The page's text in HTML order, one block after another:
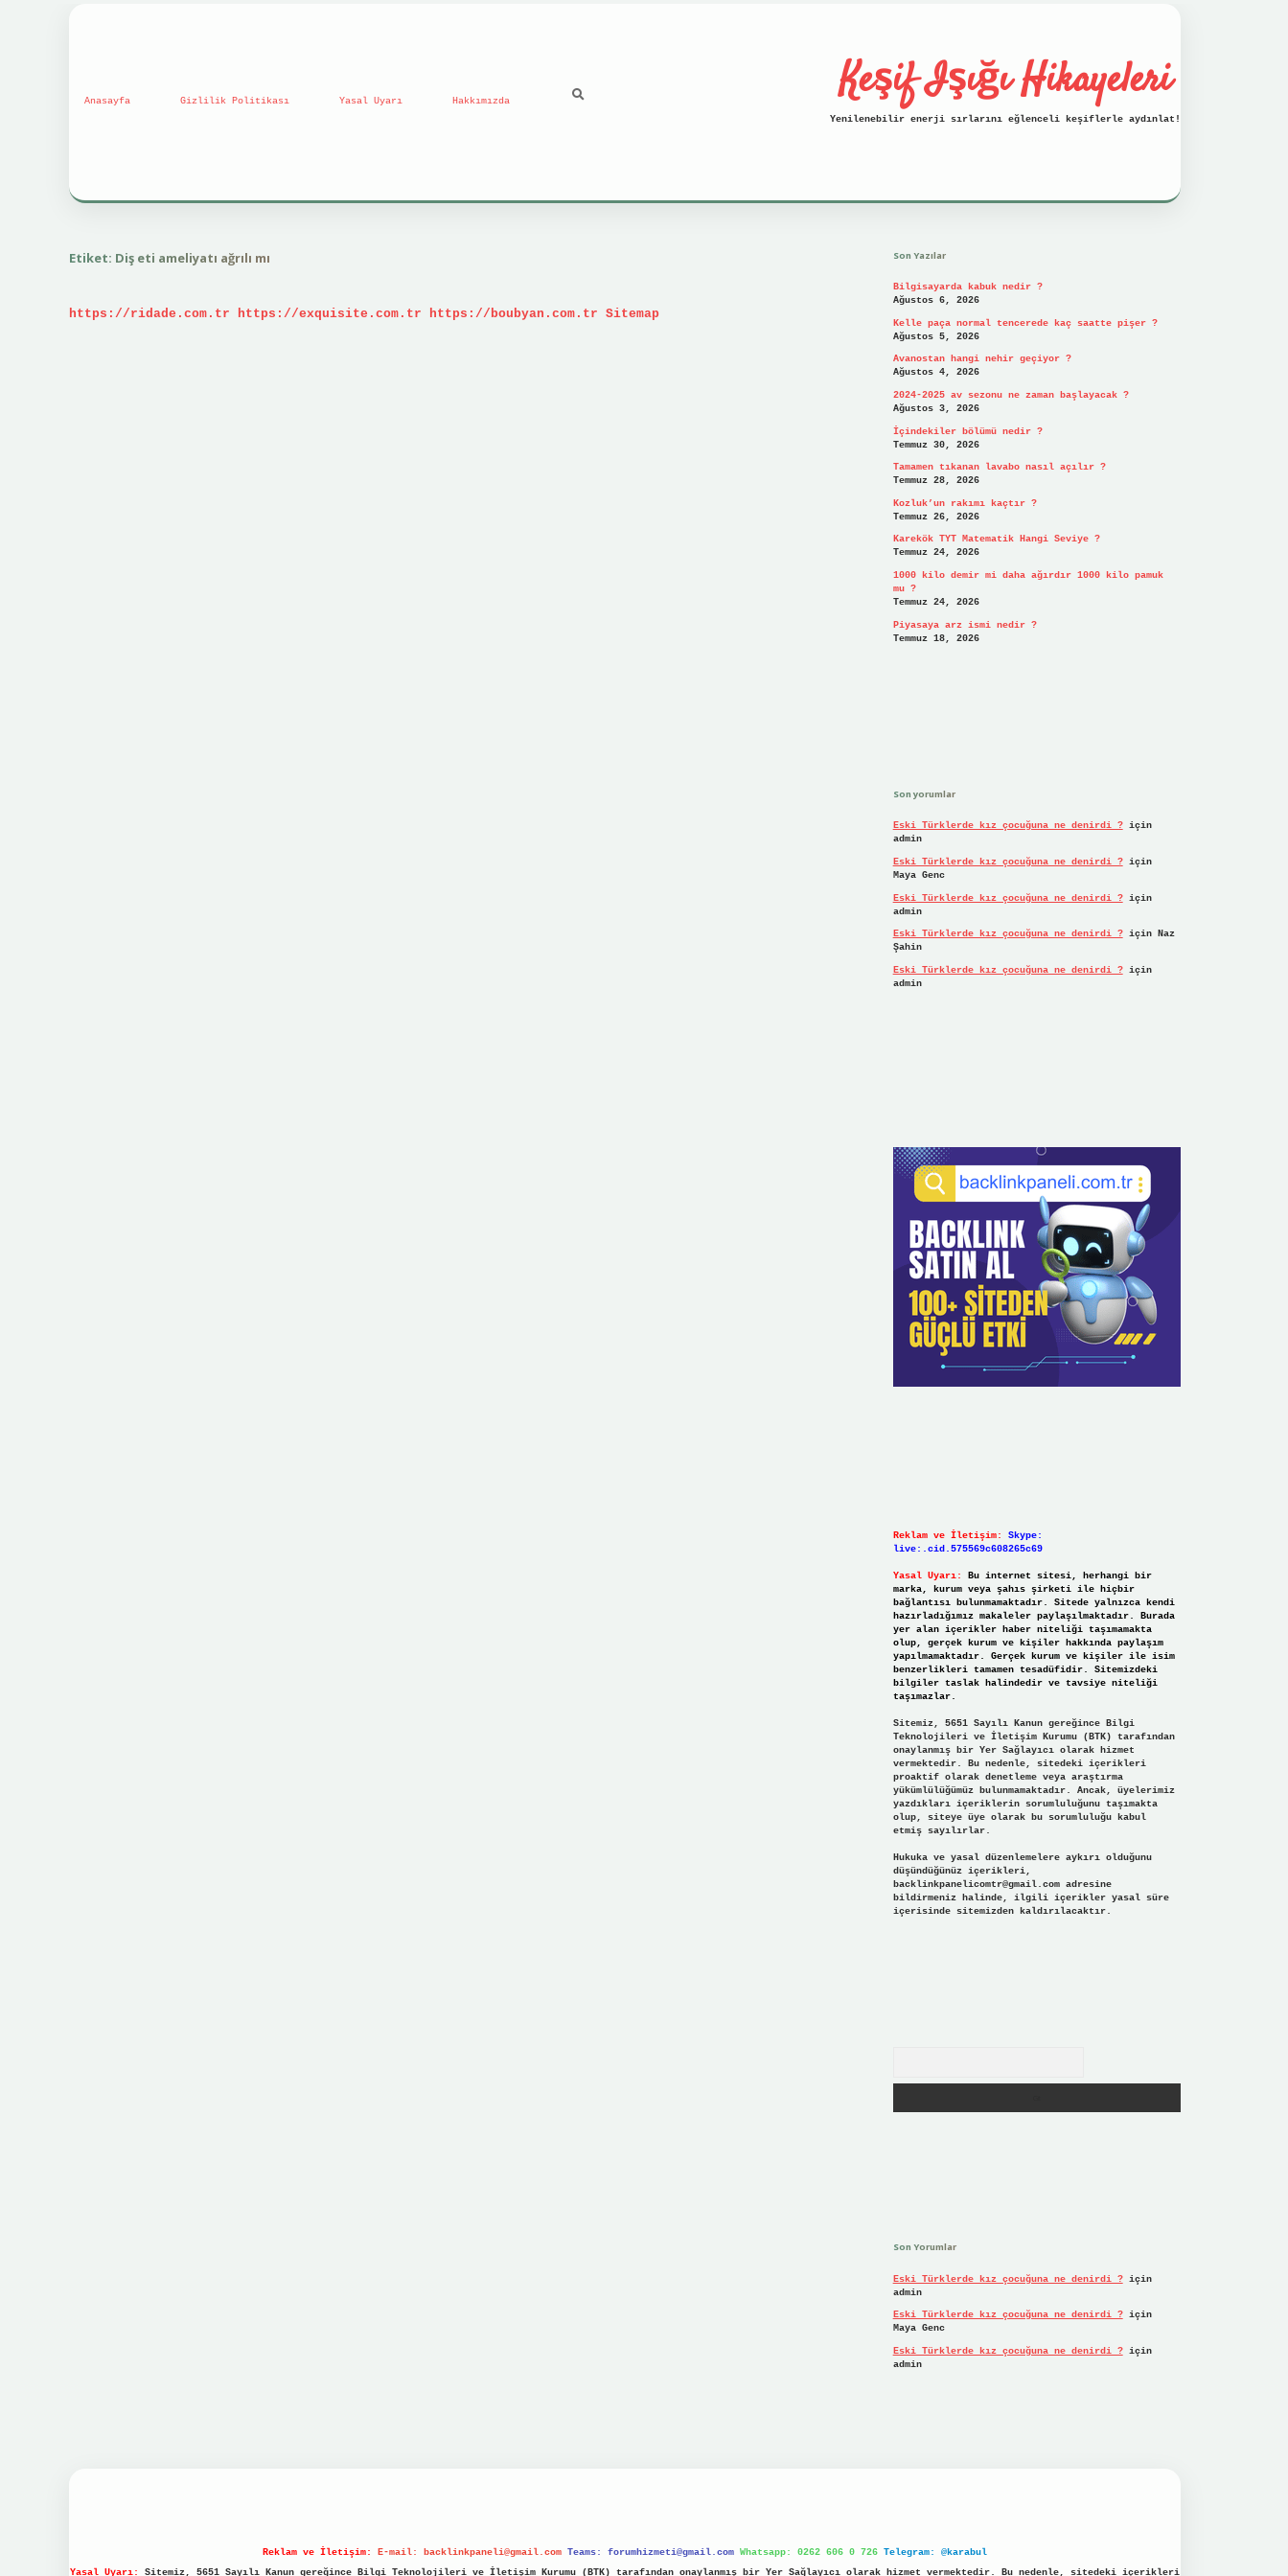
Anasayfa Gizlilik Politikası Yasal Uyarı Hakkımızda Keşif Işığı Hikayeleri
Yenilenebilir enerji sırlarını eğlenceli keşiflerle aydınlat!
Etiket: Diş eti ameliyatı ağrılı mı
https://ridade.com.tr https://exquisite.com.tr https://boubyan.com.tr Sitemap
Son Yazılar
Bilgisayarda kabuk nedir ?
Ağustos 6, 2026
Kelle paça normal tencerede kaç saatte pişer ?
Ağustos 5, 2026
Avanostan hangi nehir geçiyor ?
Ağustos 4, 2026
2024-2025 av sezonu ne zaman başlayacak ?
Ağustos 3, 2026
İçindekiler bölümü nedir ?
Temmuz 30, 2026
Tamamen tıkanan lavabo nasıl açılır ?
Temmuz 28, 2026
Kozluk’un rakımı kaçtır ?
Temmuz 26, 2026
Karekök TYT Matematik Hangi Seviye ?
Temmuz 24, 2026
1000 kilo demir mi daha ağırdır 1000 kilo pamuk
mu ?
Temmuz 24, 2026
Piyasaya arz ismi nedir ?
Temmuz 18, 2026
Son yorumlar
Eski Türklerde kız çocuğuna ne denirdi ?için
admin
Eski Türklerde kız çocuğuna ne denirdi ?için
Maya Genc
Eski Türklerde kız çocuğuna ne denirdi ?için
admin
Eski Türklerde kız çocuğuna ne denirdi ?için Naz
Şahin
Eski Türklerde kız çocuğuna ne denirdi ?için
admin
Reklam ve İletişim:
Skype:
live:.cid.575569c608265c69
Yasal Uyarı:
Bu internet sitesi, herhangi bir
marka, kurum veya şahıs şirketi ile hiçbir
bağlantısı bulunmamaktadır. Sitede yalnızca kendi
hazırladığımız makaleler paylaşılmaktadır. Burada
yer alan içerikler haber niteliği taşımamakta
olup, gerçek kurum ve kişiler hakkında paylaşım
yapılmamaktadır. Gerçek kurum ve kişiler ile isim
benzerlikleri tamamen tesadüfidir. Sitemizdeki
bilgiler taslak halindedir ve tavsiye niteliği
taşımazlar.
Sitemiz, 5651 Sayılı Kanun gereğince Bilgi
Teknolojileri ve İletişim Kurumu (BTK) tarafından
onaylanmış bir Yer Sağlayıcı olarak hizmet
vermektedir. Bu nedenle, sitedeki içerikleri
proaktif olarak denetleme veya araştırma
yükümlülüğümüz bulunmamaktadır. Ancak, üyelerimiz
yazdıkları içeriklerin sorumluluğunu taşımakta
olup, siteye üye olarak bu sorumluluğu kabul
etmiş sayılırlar.
Hukuka ve yasal düzenlemelere aykırı olduğunu
düşündüğünüz içerikleri,
backlinkpanelicomtr@gmail.comadresine
bildirmeniz halinde, ilgili içerikler yasal süre
içerisinde sitemizden kaldırılacaktır.
Son Yorumlar
Eski Türklerde kız çocuğuna ne denirdi ?için
admin
Eski Türklerde kız çocuğuna ne denirdi ?için
Maya Genc
Eski Türklerde kız çocuğuna ne denirdi ?için
admin
Reklam ve İletişim: E-mail: backlinkpaneli@gmail.com Teams: forumhizmeti@gmail.com Whatsapp: 0262 606 0 726
Telegram: @karabul
Yasal Uyarı:
Sitemiz, 5651 Sayılı Kanun gereğince Bilgi Teknolojileri ve İletişim Kurumu (BTK) tarafından onaylanmış bir Yer Sağlayıcı olarak hizmet vermektedir. Bu nedenle, sitedeki içerikleri